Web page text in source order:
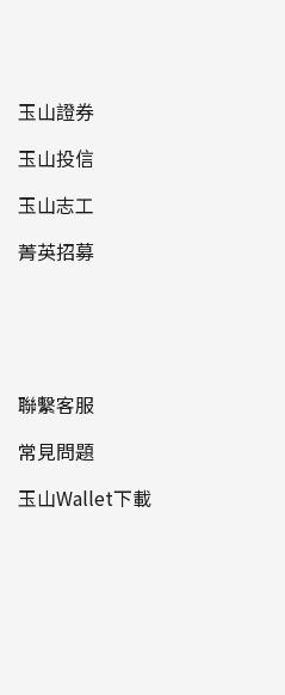
玉山證券
玉山投信
玉山志工
菁英招募
聯繫客服
常見問題
玉山Wallet下載